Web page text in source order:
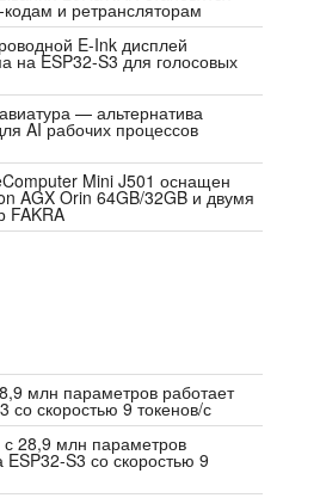
и ретрансляторам
E-Ink дисплей
на ESP32-S3 для голосовых
— альтернатива
AI рабочих процессов
Mini J501 оснащен
AGX Orin 64GB/32GB и двумя
FAKRA
млн параметров работает
со скоростью 9 токенов/с
с 28,9 млн параметров
ESP32-S3 со скоростью 9